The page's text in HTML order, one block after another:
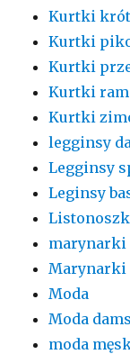
Kurtki
Kurtki
Kurtki
Kurtki
Kurtki
legginsy
Legginsy
Leginsy
marynarki
Marynarki
Moda
Moda
moda